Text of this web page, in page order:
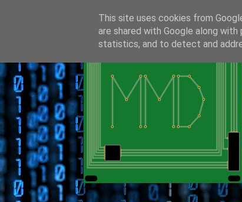
This site uses cookies from
are shared with Google along
statistics, and to detect and